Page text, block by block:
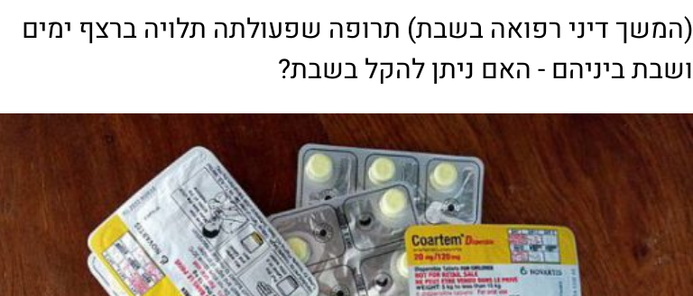
(המשך דיני רפואה בשבת) תרופה שפעולתה תלויה ברצף ימים
ושבת ביניהם - האם ניתן להקל בשבת?